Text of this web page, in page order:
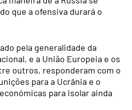
que a ofensiva durará o
pela generalidade da
e a União Europeia e os
outros, responderam com o
para a Ucrânia e o
para isolar ainda